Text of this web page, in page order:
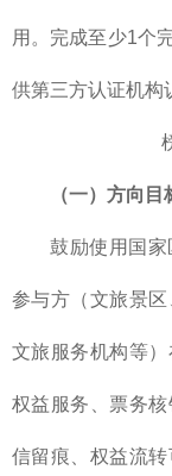
用。完成至少1个
供第三方认证机构
（一）方向目
鼓励使用国
参与方（文旅景区
文旅服务机构等
权益服务、票务
信留痕、权益流